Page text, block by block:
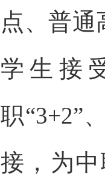
点、普
学生接
职“3+2”
接，为